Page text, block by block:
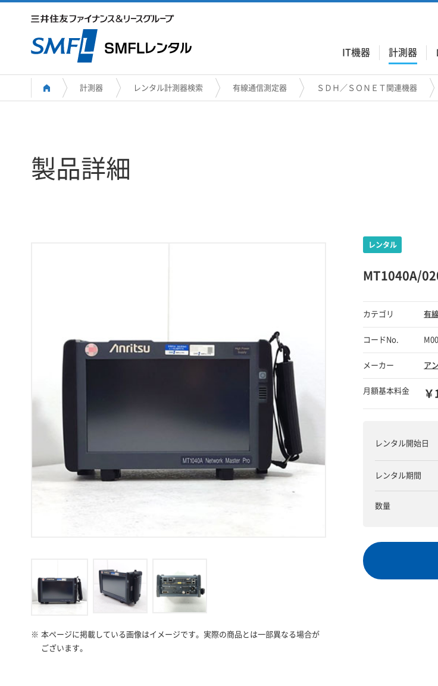
IT機器 計測器
計測器 レンタル計測器検索 有線通信測定器 ＳＤＨ／ＳＯＮＥＴ関連機器
製品詳細
※ 本ページに掲載している画像はイメージです。実際の商品とは一部異なる場合が
ございます。
MT1040A/
カテゴリ 有
コードNo.
メーカー ア
月額基本料金
レンタル開始日
レンタル期間
数量